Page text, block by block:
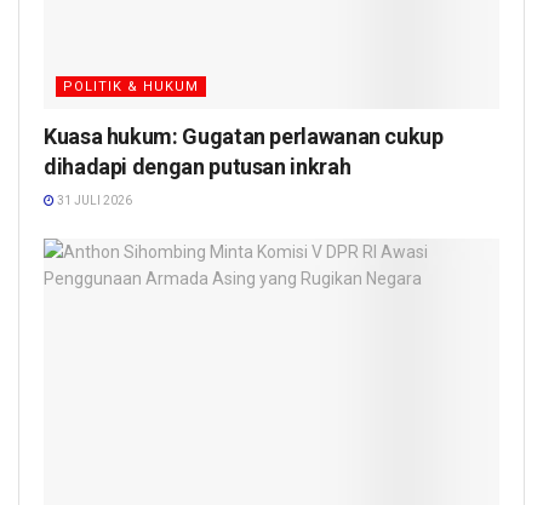
POLITIK & HUKUM
Kuasa hukum: Gugatan perlawanan cukup
dihadapi dengan putusan inkrah
31 JULI 2026